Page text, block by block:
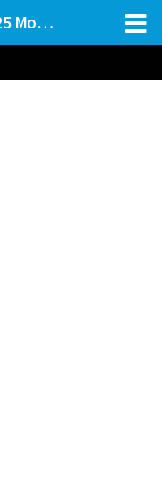
Farming Simulator 25 Mods | FS25 Mods Stahování